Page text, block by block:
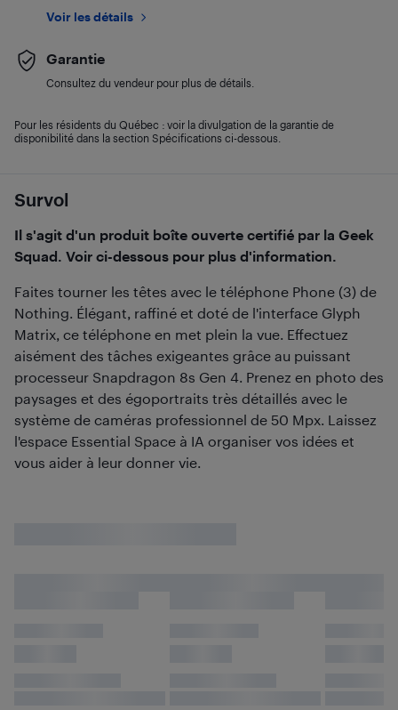
Survol
Il s'agit d'un produit boîte ouverte certifié par la Geek
Squad. Voir ci-dessous pour plus d'information.
Faites tourner les têtes avec le téléphone Phone (3) de
Nothing. Élégant, raffiné et doté de l'interface Glyph
Matrix, ce téléphone en met plein la vue. Effectuez
aisément des tâches exigeantes grâce au puissant
processeur Snapdragon 8s Gen 4. Prenez en photo des
paysages et des égoportraits très détaillés avec le
système de caméras professionnel de 50 Mpx. Laissez
l'espace Essential Space à IA organiser vos idées et
vous aider à leur donner vie.
Voir les détails
Garantie
Consultez du vendeur pour plus de détails.
Pour les résidents du Québec : voir la divulgation de la garantie de
disponibilité dans la section Spécifications ci-dessous.